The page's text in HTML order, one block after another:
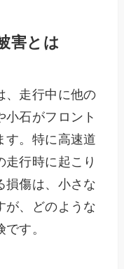
害とは
、走行中に他の
石がフロント
す。特に高速道
行時に起こり
損傷は、小さな
が、どのような
す。